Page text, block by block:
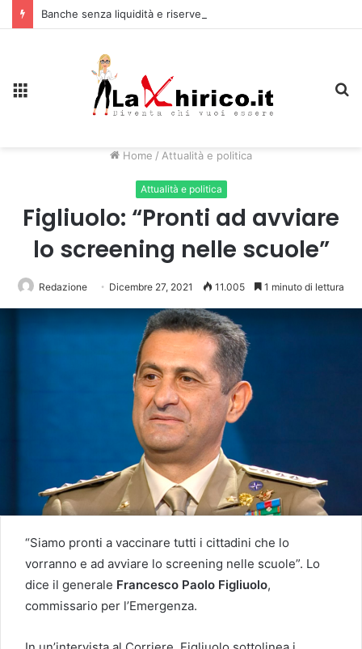
Home / Attualità e politica
Attualità e politica
Figliuolo: “Pronti ad avviare
lo screening nelle scuole”
Redazione Dicembre 27, 2021 11.005 1 minuto di lettura
“Siamo pronti a vaccinare tutti i cittadini che lo
vorranno e ad avviare lo screening nelle scuole”. Lo
dice il generale Francesco Paolo Figliuolo,
commissario per l’Emergenza.